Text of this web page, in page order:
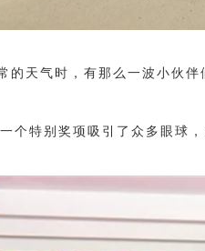
的天气时，有那么一波小伙
个特别奖项吸引了众多眼球